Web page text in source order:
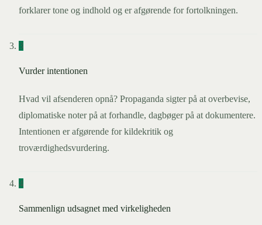
forklarer tone og indhold og er afgørende for fortolkningen.
3
Vurder intentionen
Hvad vil afsenderen opnå? Propaganda sigter på at overbevise,
diplomatiske noter på at forhandle, dagbøger på at dokumentere.
Intentionen er afgørende for kildekritik og
troværdighedsvurdering.
4
Sammenlign udsagnet med virkeligheden